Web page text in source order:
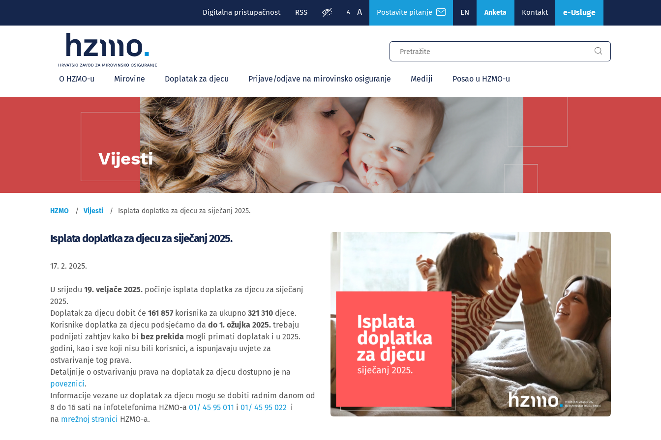
Digitalna pristupačnost RSS A A Postavite pitanje EN Anketa Kontakt e-Usluge
Glavni
izbornik
O HZMO-u Mirovine Doplatak za djecu Prijave/odjave na mirovinsko osiguranje Mediji Posao u HZMO-u
Vijesti
HZMO Vijesti Isplata doplatka za djecu za siječanj 2025.
Isplata doplatka za djecu za siječanj 2025.
17. 2. 2025.
U srijedu 19. veljače 2025. počinje isplata doplatka za djecu za siječanj
2025.
Doplatak za djecu dobit će 161 857korisnika za ukupno 321 310 djece.
Korisnike doplatka za djecu podsjećamo da do 1. ožujka 2025. trebaju
podnijeti zahtjev kako bi bez prekida mogli primati doplatak i u 2025.
godini, kao i sve koji nisu bili korisnici, a ispunjavaju uvjete za
ostvarivanje tog prava.
Detaljnije o ostvarivanju prava na doplatak za djecu dostupno je na
poveznici.
Informacije vezane uz doplatak za djecu mogu se dobiti radnim danom od
8 do 16 sati na infotelefonima HZMO-a 01/ 45 95 011 i 01/ 45 95 022 i
na mrežnoj stranici HZMO-a.